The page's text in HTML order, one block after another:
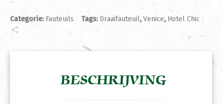
Categorie: Fauteuils Tags: Draaifauteuil,Venice, Hotel Chic
BESCHRIJVING